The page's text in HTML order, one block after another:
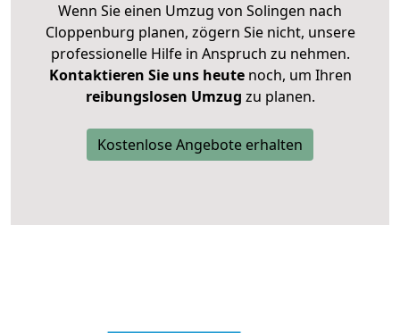
Wenn Sie einen Umzug von Solingen nach
Cloppenburg planen, zögern Sie nicht, unsere
professionelle Hilfe in Anspruch zu nehmen.
Kontaktieren Sie uns heutenoch, um Ihren
reibungslosen Umzug zu planen.
Kostenlose Angebote erhalten